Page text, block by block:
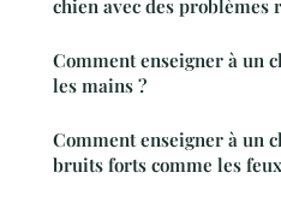
chien avec des problèmes
Comment enseigner à un
les mains ?
Comment enseigner à un
bruits forts comme les